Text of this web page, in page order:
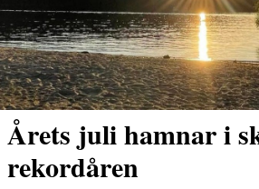
Årets juli hamnar i
rekordåren